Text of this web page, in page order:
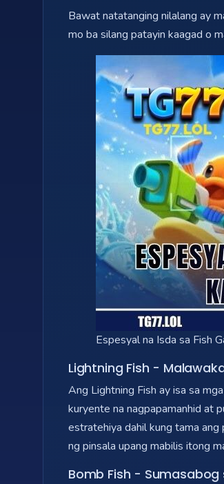
Bawat natatanging nilalang ay
mo ba silang patayin kaagad o
Espesyal na Isda sa Fish
Lightning Fish -
Ang Lightning Fish ay isa sa
kuryente na nagpapamanhid at
estratehiya dahil kung tama ang
ng pinsala upang mabilis itong
Bomb Fish - Sumasabog